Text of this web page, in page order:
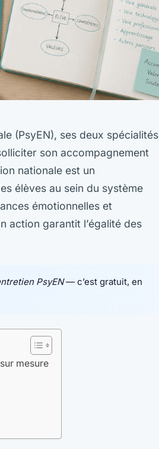
(PsyEN), ses deux spécialités
son accompagnement
nationale est un
élèves au sein du système
émotionnelles et
action garantit l’égalité des
PsyEN— c’est gratuit, en
mesure